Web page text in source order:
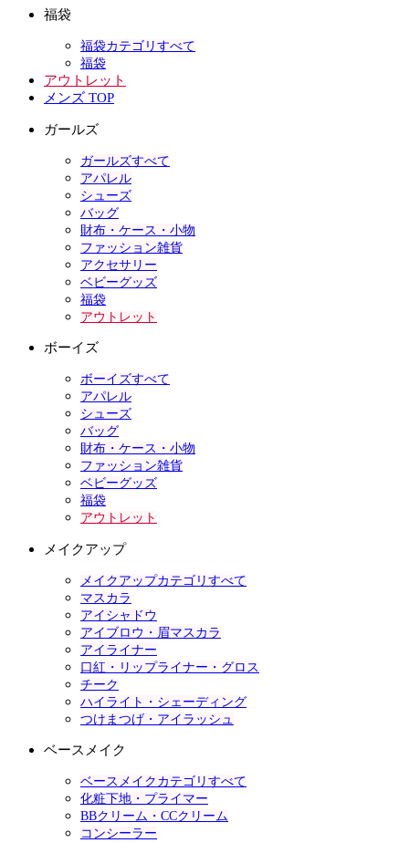
福袋
福袋カテゴリすべて
福袋
アウトレット
メンズ TOP
ガールズ
ガールズすべて
アパレル
シューズ
バッグ
財布・ケース・小物
ファッション雑貨
アクセサリー
ベビーグッズ
福袋
アウトレット
ボーイズ
ボーイズすべて
アパレル
シューズ
バッグ
財布・ケース・小物
ファッション雑貨
ベビーグッズ
福袋
アウトレット
メイクアップ
メイクアップカテゴリすべて
マスカラ
アイシャドウ
アイブロウ・眉マスカラ
アイライナー
口紅・リップライナー・グロス
チーク
ハイライト・シェーディング
つけまつげ・アイラッシュ
ベースメイク
ベースメイクカテゴリすべて
化粧下地・プライマー
BBクリーム・CCクリーム
コンシーラー